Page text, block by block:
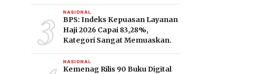
3 NASIONAL
BPS: Indeks Kepuasan Layanan
Haji 2026 Capai 83,28%,
Kategori Sangat Memuaskan.
NASIONAL
Kemenag Rilis 90 Buku Digital